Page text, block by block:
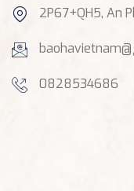
2P67+QH5, An
0828534686